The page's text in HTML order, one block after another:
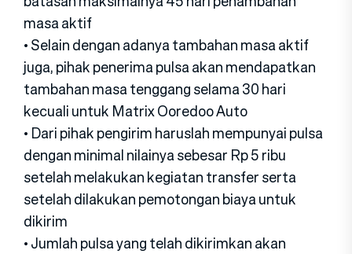
masa aktif
• Selain dengan adanya tambahan masa aktif
juga, pihak penerima pulsa akan mendapatkan
tambahan masa tenggang selama 30 hari
kecuali untuk Matrix Ooredoo Auto
• Dari pihak pengirim haruslah mempunyai pulsa
dengan minimal nilainya sebesar Rp 5 ribu
setelah melakukan kegiatan transfer serta
setelah dilakukan pemotongan biaya untuk
dikirim
• Jumlah pulsa yang telah dikirimkan akan